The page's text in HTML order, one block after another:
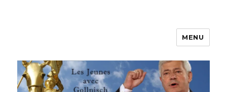
Les jeunes avec Gollnisch
MENU